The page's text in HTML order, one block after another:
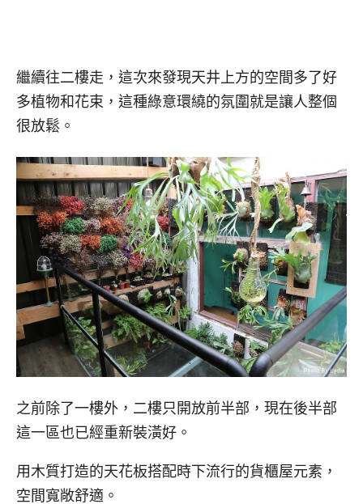
繼續往二樓走，這次來發現天井上方的空間多了好
多植物和花束，這種綠意環繞的氛圍就是讓人整個
很放鬆。
之前除了一樓外，二樓只開放前半部，現在後半部
這一區也已經重新裝潢好。
用木質打造的天花板搭配時下流行的貨櫃屋元素，
空間寬敞舒適。